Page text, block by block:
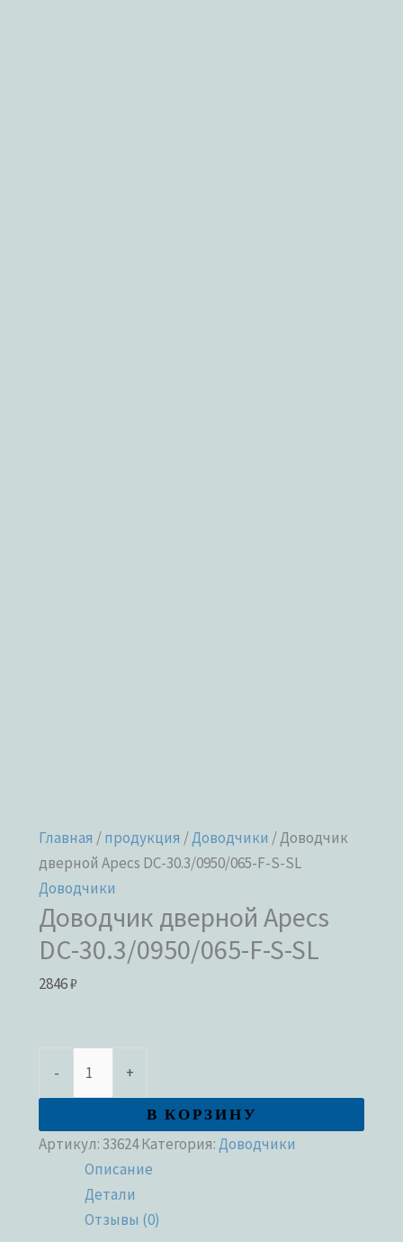
Главная /продукция /Доводчики / Доводчик
дверной Apecs DC-30.3/0950/065-F-S-SL
Доводчики
Доводчик дверной Apecs
DC-30.3/0950/065-F-S-SL
2846₽
- +
В КОРЗИНУ
Артикул:33624Категория:Доводчики
Описание
Детали
Отзывы (0)